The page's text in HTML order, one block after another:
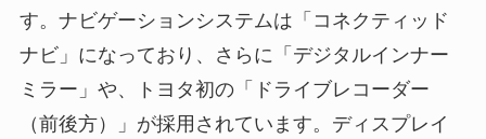
す。ナビゲーションシステムは「コネクティッド
ナビ」になっており、さらに「デジタルインナー
ミラー」や、トヨタ初の「ドライブレコーダー
（前後方）」が採用されています。ディスプレイ